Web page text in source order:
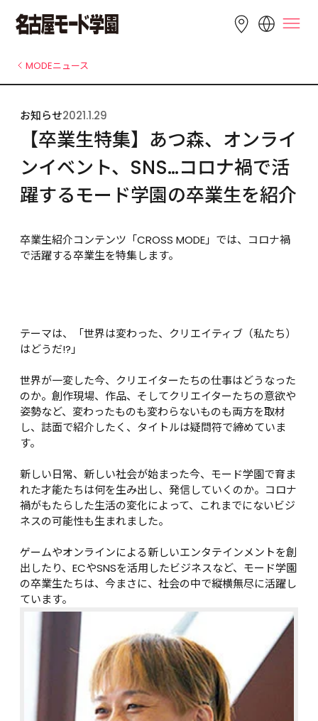
English 简体中文 繁體中文
한국어 Tiếng Việt
Indonesia
MODEニュース
お知らせ2021.1.29
【卒業生特集】あつ森、オンライ
ンイベント、SNS…コロナ禍で活
躍するモード学園の卒業生を紹介
卒業生紹介コンテンツ「CROSS MODE」では、コロナ禍
で活躍する卒業生を特集します。
テーマは、「世界は変わった、クリエイティブ（私たち）
はどうだ!?」
世界が一変した今、クリエイターたちの仕事はどうなった
のか。創作現場、作品、そしてクリエイターたちの意欲や
姿勢など、変わったものも変わらないものも両方を取材
し、誌面で紹介したく、タイトルは疑問符で締めていま
す。
新しい日常、新しい社会が始まった今、モード学園で育ま
れた才能たちは何を生み出し、発信していくのか。コロナ
禍がもたらした生活の変化によって、これまでにないビジ
ネスの可能性も生まれました。
ゲームやオンラインによる新しいエンタテインメントを創
出したり、ECやSNSを活用したビジネスなど、モード学園
の卒業生たちは、今まさに、社会の中で縦横無尽に活躍し
ています。